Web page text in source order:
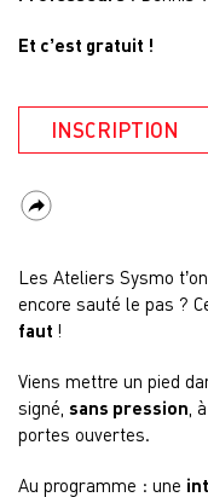
Et c’est gratuit !
INSCRIPTION
Les Ateliers Sysmo
encore sauté le pas ?
faut !
Viens mettre un pied
signé, sans pression ,
portes ouvertes.
Au programme : une